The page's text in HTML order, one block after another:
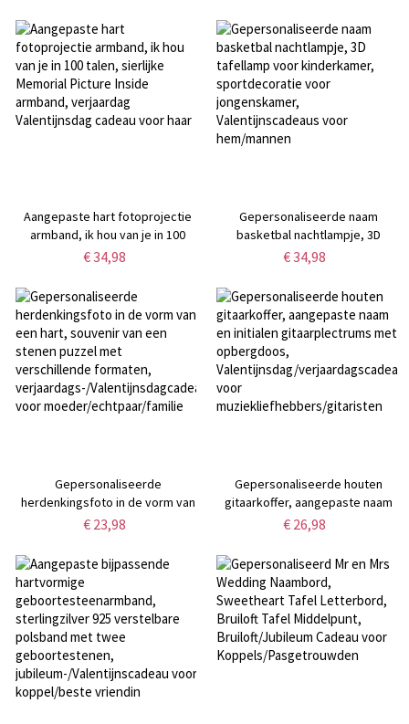
verjaardag/Moederdag/Valentijnsdag
cadeau voor moeder/oma/vrouw
jubileum/Valentijnsdagcadeau
voor vrouwen/haar
Aangepaste hart fotoprojectie
armband, ik hou van je in 100
talen, sierlijke Memorial Picture
Valentijnsdag cadeau voor haar
€ 34,98
Gepersonaliseerde naam
basketbal nachtlampje, 3D
tafellamp voor kinderkamer,
jongenskamer, Valentijnscadeaus
voor hem/mannen
€ 34,98
Gepersonaliseerde
herdenkingsfoto in de vorm van
een hart, souvenir van een
formaten,
verjaardags-/Valentijnsdagcadeau
voor moeder/echtpaar/familie
€ 23,98
Gepersonaliseerde houten
gitaarkoffer, aangepaste naam
en initialen gitaarplectrums met
Valentijnsdag/verjaardagscadeau
voor
muziekliefhebbers/gitaristen
€ 26,98